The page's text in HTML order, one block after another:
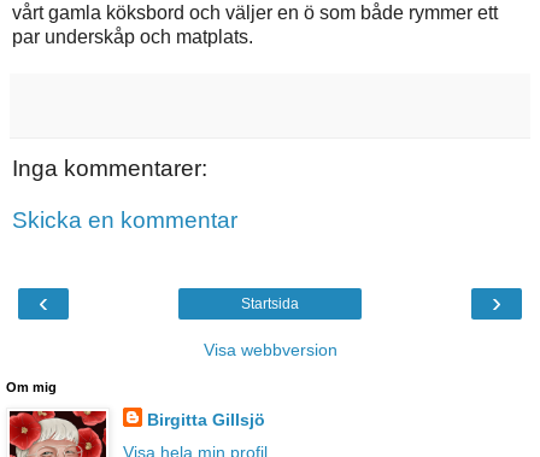
vårt gamla köksbord och väljer en ö som både rymmer ett
par underskåp och matplats.
Inga kommentarer:
Skicka en kommentar
‹ ›
Startsida
Visa webbversion
Om mig
Birgitta Gillsjö
Visa hela min profil